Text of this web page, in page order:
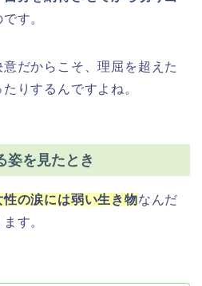
す。
だからこそ、理屈を超えた
りするんですよね。
姿を見たとき
性の涙には弱い生き物なんだ
す。